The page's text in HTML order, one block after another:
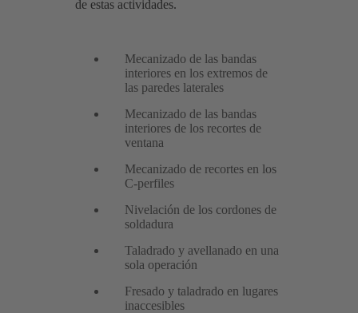
de estas actividades.
Mecanizado de las bandas
interiores en los extremos de
las paredes laterales
Mecanizado de las bandas
interiores de los recortes de
ventana
Mecanizado de recortes en los
C-perfiles
Nivelación de los cordones de
soldadura
Taladrado y avellanado en una
sola operación
Fresado y taladrado en lugares
inaccesibles